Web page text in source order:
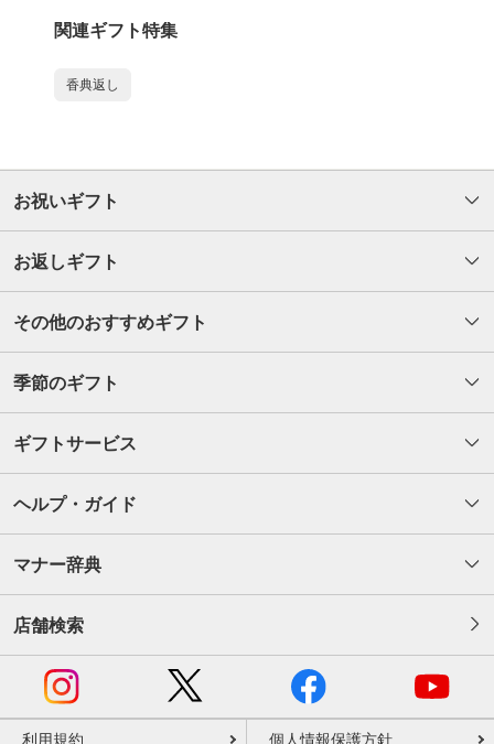
関連ギフト特集
香典返し
お祝いギフト
お返しギフト
その他のおすすめギフト
季節のギフト
ギフトサービス
ヘルプ・ガイド
マナー辞典
店舗検索
利用規約 個人情報保護方針